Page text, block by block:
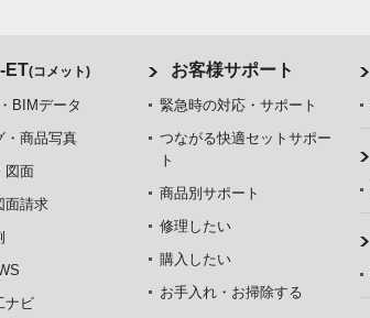
ET(コメット)
BIMデータ
・商品写真
図面
面請求
ナビ
お客様サポート
緊急時の対応・サポート
つながる快適セットサポー
ト
商品別サポート
修理したい
購入したい
お手入れ・お掃除する